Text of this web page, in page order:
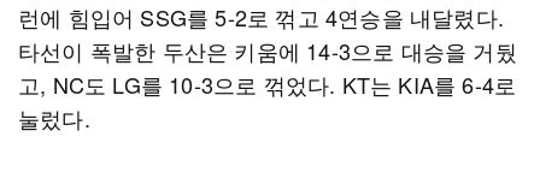
런에 힘입어 SSG를 5-2로 꺾고 4연승을 내달렸다.
타선이 폭발한 두산은 키움에 14-3으로 대승을 거뒀
고, NC도 LG를 10-3으로 꺾었다. KT는 KIA를 6-4로
눌렀다.